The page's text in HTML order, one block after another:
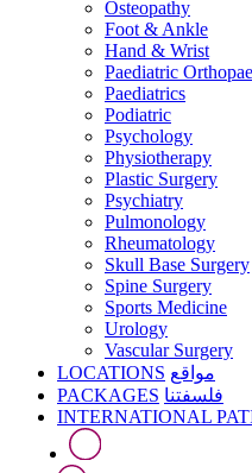
Osteopathy
Foot & Ankle
Hand & Wrist
Paediatric
Paediatrics
Podiatric
Psychology
Physiotherapy
Plastic Surgery
Psychiatry
Pulmonology
Rheumatology
Skull Base Surgery
Spine Surgery
Sports Medicine
Urology
Vascular Surgery
LOCATIONS مواقع
PACKAGES فلسفتنا
INTERNATIONAL